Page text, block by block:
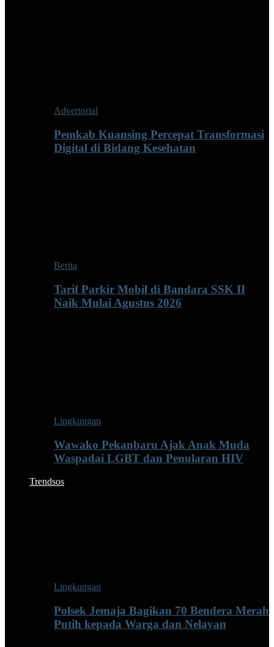
Advertorial
Pemkab Kuansing Percepat Transformasi
Digital di Bidang Kesehatan
Berita
Tarif Parkir Mobil di Bandara SSK II
Naik Mulai Agustus 2026
Lingkungan
Wawako Pekanbaru Ajak Anak Muda
Waspadai LGBT dan Penularan HIV
Trendsos
Lingkungan
Polsek Jemaja Bagikan 70 Bendera Merah
Putih kepada Warga dan Nelayan